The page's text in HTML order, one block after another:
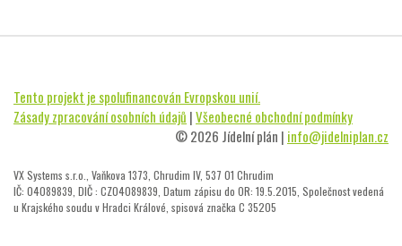
Tento projekt je spolufinancován Evropskou unií.
Zásady zpracování osobních údajů |Všeobecné obchodní podmínky
© 2026 Jídelní plán | info@jidelniplan.cz
VX Systems s.r.o., Vaňkova 1373, Chrudim IV, 537 01 Chrudim
IČ: 04089839, DIČ : CZ04089839, Datum zápisu do OR: 19.5.2015, Společnost vedená
u Krajského soudu v Hradci Králové, spisová značka C 35205